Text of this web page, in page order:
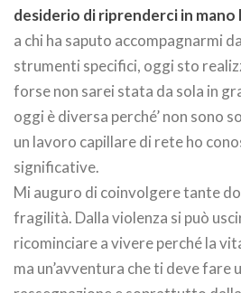
desiderio di riprenderci in mano
a chi ha saputo accompagnarmi
strumenti specifici, oggi sto
forse non sarei stata da sola in
oggi è diversa perché’ non sono
un lavoro capillare di rete ho
significative.
Mi auguro di coinvolgere tante
fragilità. Dalla violenza si può
ricominciare a vivere perché la
ma un’avventura che ti deve fare